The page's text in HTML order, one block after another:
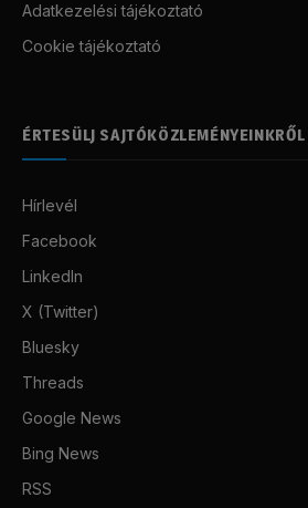
Adatkezelési tájékoztató
Cookie tájékoztató
ÉRTESÜLJ SAJTÓKÖZLEMÉNYEINKRŐL
Hírlevél
Facebook
LinkedIn
X (Twitter)
Bluesky
Threads
Google News
Bing News
RSS